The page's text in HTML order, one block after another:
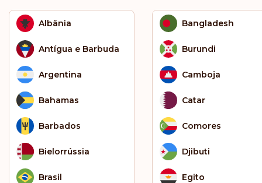
Albânia
Antígua e Barbuda
Argentina
Bahamas
Barbados
Bielorrússia
Brasil
Bangladesh
Burundi
Camboja
Catar
Comores
Djibuti
Egito